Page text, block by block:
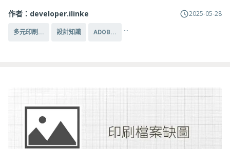
作者： developer.ilinke 2025-05-28
多元印刷... 設計知識 ADOB... ...